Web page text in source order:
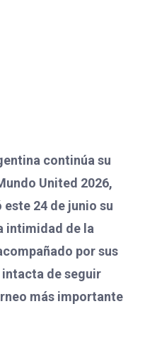
continúa su
United 2026,
24 de junio su
intimidad de la
por sus
de seguir
más importante